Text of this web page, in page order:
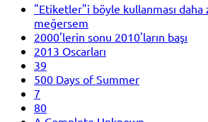
"Etiketler"i böyle kullanması daha
meğersem
2000'lerin sonu 2010'ların başı
2013 Oscarları
39
500 Days of Summer
7
80